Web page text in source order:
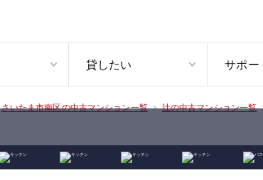
貸したい サポー
さいたま市南区の中古マンション一覧 辻の中古マンション一覧